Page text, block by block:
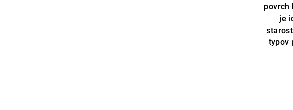
povrch
je
typov